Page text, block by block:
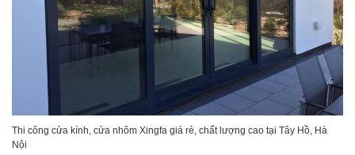
Thi công cửa kính, cửa nhôm Xingfa giá rẻ, chất lượng cao tại Tây Hồ, Hà
Nội